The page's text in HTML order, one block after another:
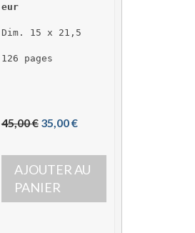
eur
Dim. 15 x 21,5
126 pages
45,00 € L
p
r
i
x
35,00 €L
p
r
x
AJOUTER AU
PANIER